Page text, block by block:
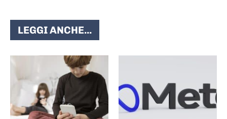
LEGGI ANCHE...